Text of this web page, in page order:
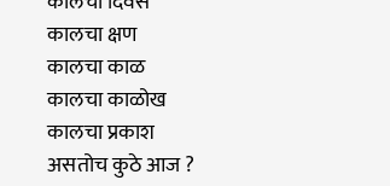
कालचा क्षण
कालचा काळ
कालचा काळोख
कालचा प्रकाश
असतोच कुठे आज ?